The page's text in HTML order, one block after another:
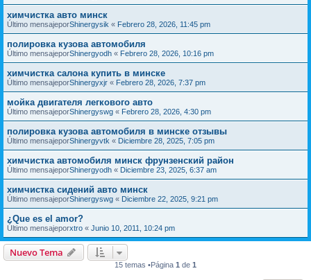
химчистка авто минск
Último mensajeporShinergysik « Febrero 28, 2026, 11:45 pm
полировка кузова автомобиля
Último mensajeporShinergyodh « Febrero 28, 2026, 10:16 pm
химчистка салона купить в минске
Último mensajeporShinergyxjr « Febrero 28, 2026, 7:37 pm
мойка двигателя легкового авто
Último mensajeporShinergyswg « Febrero 28, 2026, 4:30 pm
полировка кузова автомобиля в минске отзывы
Último mensajeporShinergyvtk « Diciembre 28, 2025, 7:05 pm
химчистка автомобиля минск фрунзенский район
Último mensajeporShinergyodh « Diciembre 23, 2025, 6:37 am
химчистка сидений авто минск
Último mensajeporShinergyswg « Diciembre 22, 2025, 9:21 pm
¿Que es el amor?
Último mensajeporxtro « Junio 10, 2011, 10:24 pm
Nuevo Tema
15 temas •Página 1 de 1